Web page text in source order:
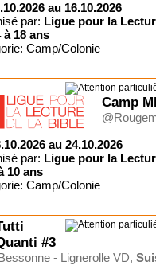
au 16.10.2026
par: Ligue pour la
à 18 ans
Camp/Colonie
Camp
au 24.10.2026
par: Ligue pour la
10 ans
Camp/Colonie
#3
- Lignerolle VD,